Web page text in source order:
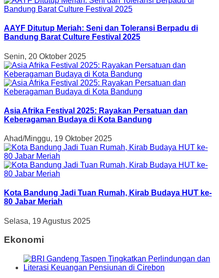
AAYF Ditutup Meriah: Seni dan Toleransi Berpadu di
Bandung Barat Culture Festival 2025
Senin, 20 Oktober 2025
Asia Afrika Festival 2025: Rayakan Persatuan dan
Keberagaman Budaya di Kota Bandung
Ahad/Minggu, 19 Oktober 2025
Kota Bandung Jadi Tuan Rumah, Kirab Budaya HUT ke-
80 Jabar Meriah
Selasa, 19 Agustus 2025
Ekonomi